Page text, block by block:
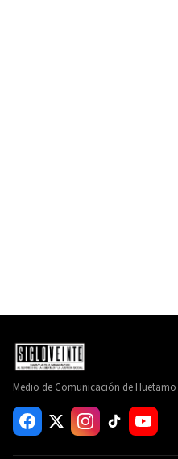
Medio de Comunicación de